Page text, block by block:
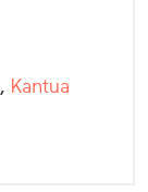
, Kantua